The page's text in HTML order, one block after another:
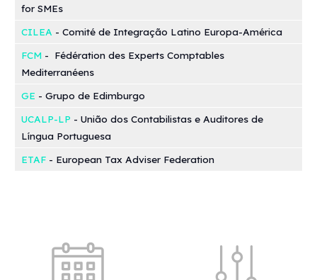
for SMEs
CILEA - Comité de Integração Latino Europa-América
FCM - Fédération des Experts Comptables
Mediterranéens
GE - Grupo de Edimburgo
UCALP-LP - União dos Contabilistas e Auditores de
Língua Portuguesa
ETAF - European Tax Adviser Federation